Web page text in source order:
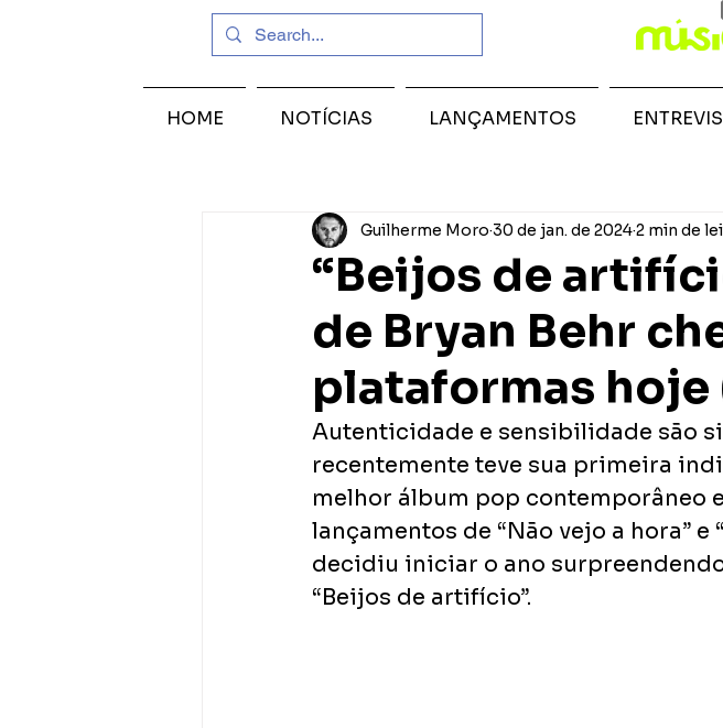
“Beijos de
de Bryan Behr
plataformas hoje
Guilherme Moro 30 de jan. de 20242 min de
Autenticidade e sensibilidade são
recentemente teve sua primeira
melhor álbum pop contemporâneo
lançamentos de “Não vejo a hora”
decidiu iniciar o ano
“Beijos de artifício”.
HOME NOTÍCIAS LANÇAMENTOS